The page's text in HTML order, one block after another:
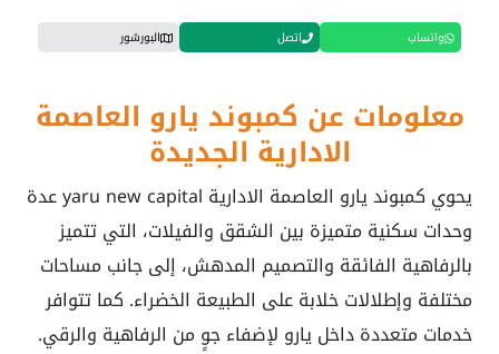
واتساب اتصل البورشور
معلومات عن كمبوند يارو العاصمة
الادارية الجديدة
يحوي كمبوند يارو العاصمة الادارية yaru new capital
عدة
وحدات سكنية متميزة بين الشقق والفيلات، التي تتميز
بالرفاهية الفائقة والتصميم المدهش، إلى جانب مساحات
مختلفة وإطلالات خلابة على الطبيعة الخضراء. كما تتوافر
خدمات متعددة داخل يارو لإضفاء جوٍ من الرفاهية والرقي.